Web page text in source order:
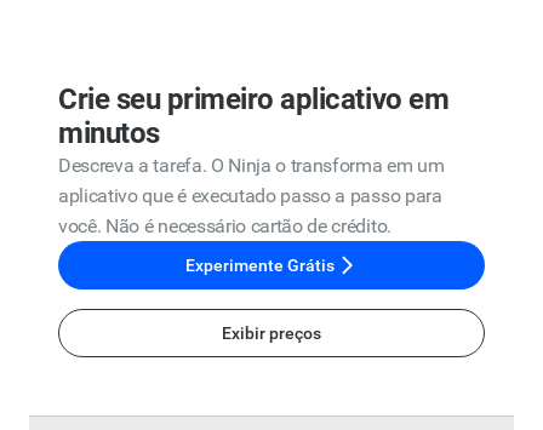
Crie seu primeiro aplicativo em
minutos
Descreva a tarefa. O Ninja o transforma em um
aplicativo que é executado passo a passo para
você. Não é necessário cartão de crédito.
Experimente Grátis
Exibir preços